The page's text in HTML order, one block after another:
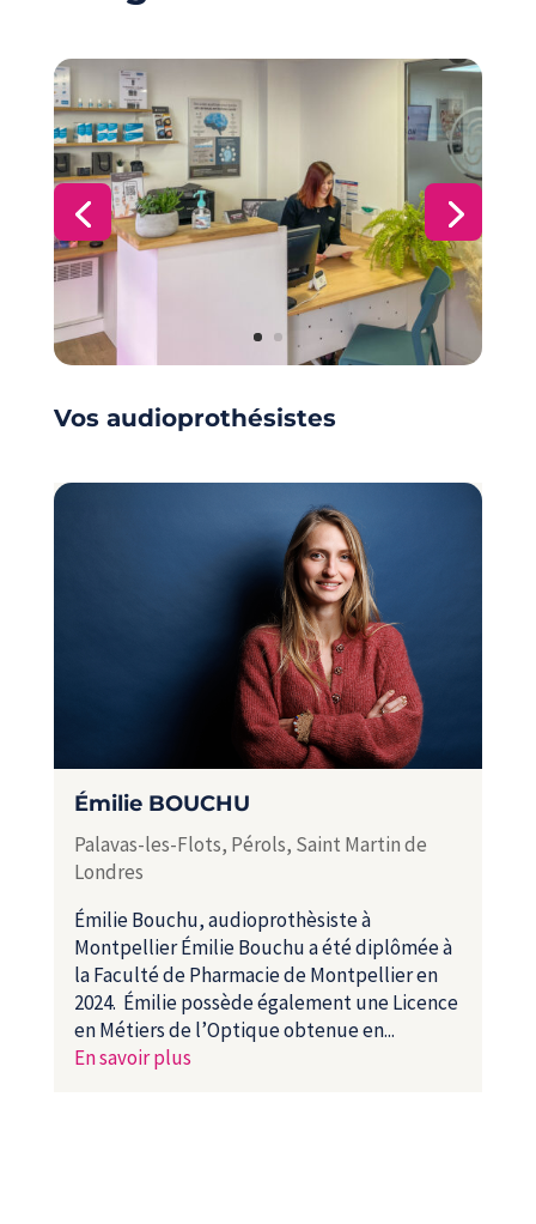
Vos audioprothésistes
Émilie BOUCHU
Palavas-les-Flots, Pérols, Saint Martin de
Londres
Émilie Bouchu, audioprothèsiste à
Montpellier Émilie Bouchu a été diplômée à
la Faculté de Pharmacie de Montpellier en
2024. Émilie possède également une Licence
en Métiers de l’Optique obtenue en...
En savoir plus